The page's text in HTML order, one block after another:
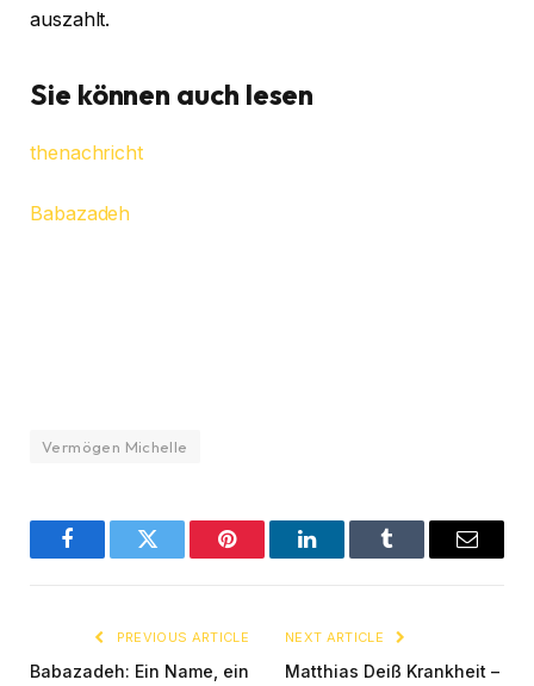
auszahlt.
Sie können auch lesen
thenachricht
Babazadeh
Vermögen Michelle
FacebookTwitter Pinterest LinkedInTumblr Email
PREVIOUS ARTICLE
Babazadeh: Ein Name, ein
NEXT ARTICLE
Matthias Deiß Krankheit –